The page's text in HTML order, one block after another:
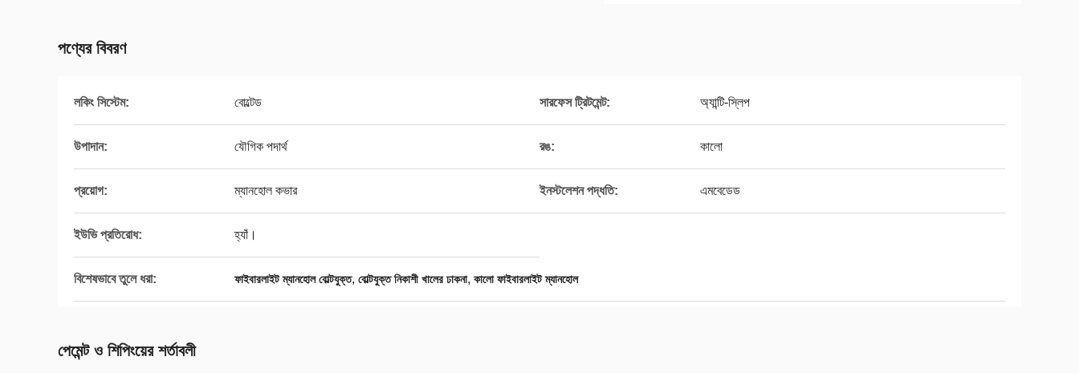
পণ্যের বিবরণ
লকিং সিস্টেম: বোল্টেড সারফেস ট্রিটমেন্ট: অ্যান্টি-স্লিপ
উপাদান: যৌগিক পদার্থ রঙ: কালো
প্রয়োগ: ম্যানহোল কভার ইনস্টলেশন পদ্ধতি: এমবেডেড
ইউভি প্রতিরোধ: হ্যাঁ।
বিশেষভাবে তুলে ধরা: ফাইবারলাইট ম্যানহোল বোল্টযুক্ত, বোল্টযুক্ত নিকাশী খালের ঢাকনা, কালো ফাইবারলাইট ম্যানহোল
পেমেন্ট ও শিপিংয়ের শর্তাবলী